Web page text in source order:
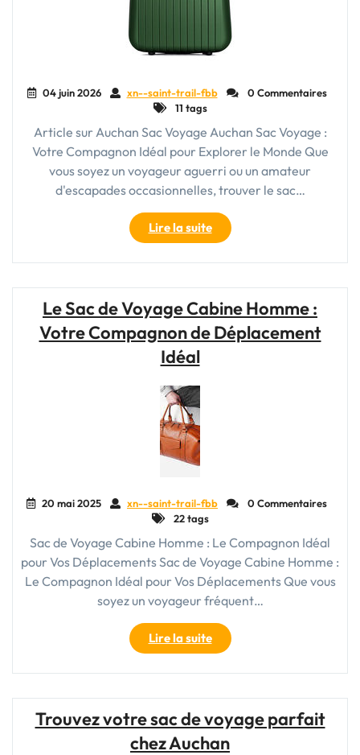
04 juin 2026 xn--saint-trail-fbb
0 Commentaires
11 tags
Article sur Auchan Sac Voyage Auchan Sac Voyage :
Votre Compagnon Idéal pour Explorer le Monde Que
vous soyez un voyageur aguerri ou un amateur
d'escapades occasionnelles, trouver le sac…
Lire la suite"Trouvez
Votre
Compagnon
Idéal
avec
Le Sac de Voyage Cabine Homme :
Votre Compagnon de Déplacement
Idéal
20 mai 2025 xn--saint-trail-fbb
0 Commentaires
22 tags
Sac de Voyage Cabine Homme : Le Compagnon Idéal
pour Vos Déplacements Sac de Voyage Cabine Homme :
Le Compagnon Idéal pour Vos Déplacements Que vous
soyez un voyageur fréquent…
Lire la suite"Le
Sac
de
Homme
:
Trouvez votre sac de voyage parfait
chez Auchan